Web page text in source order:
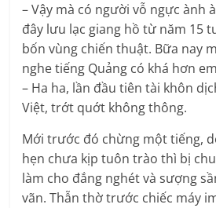
– Vậy mà có người vỗ ngực ành
đây lưu lạc giang hồ từ năm 15
bốn vùng chiến thuật. Bữa nay
nghe tiếng Quảng có khá hơn
– Ha ha, lần đầu tiên tài khôn
Việt, trớt quớt không thông.
Mới trước đó chừng một tiếng,
hẹn chưa kịp tuôn trào thì bị
làm cho đắng nghét và sượng
vãn. Thẫn thờ trước chiếc máy